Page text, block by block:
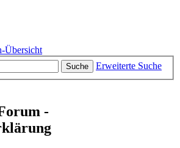
Übersicht
Suche
Erweiterte Suche
-